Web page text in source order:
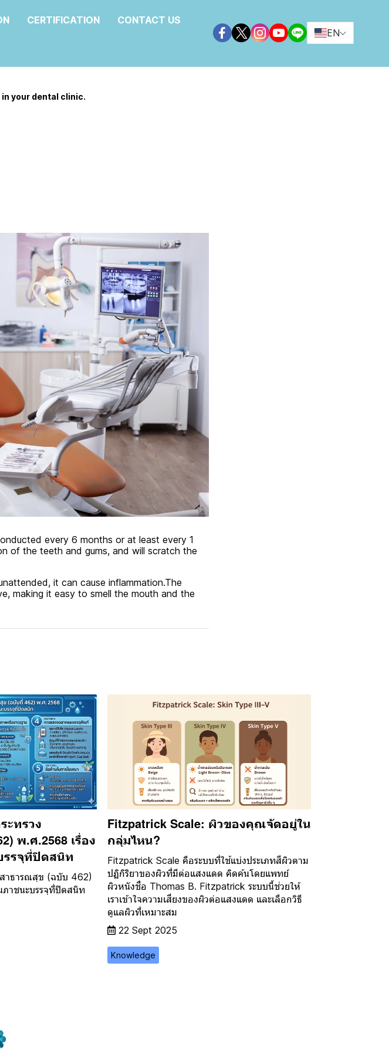
CERTIFICATION CONTACT US
EN
your dental clinic.
every 6 months or at least every 1
of the teeth and gums, and will scratch the
it can cause inflammation.The
making it easy to smell the mouth and the
ะทรวง
พ.ศ.2568 เรื่อง
รรจุที่ปิดสนิท
สาธารณสุข (ฉบับ 462)
ภาชนะบรรจุที่ปิดสนิท
Fitzpatrick Scale: ผิวของคุณจัดอยู่ใน
กลุ่มไหน?
Fitzpatrick Scale คือระบบที่ใช้แบ่งประเภทสีผิวตาม
ปฏิกิริยาของผิวที่มีต่อแสงแดด คิดค้นโดยแพทย์
ผิวหนังชื่อ Thomas B. Fitzpatrick ระบบนี้ช่วยให้
เราเข้าใจความเสี่ยงของผิวต่อแสงแดด และเลือกวิธี
ดูแลผิวที่เหมาะสม
22 Sept 2025
Knowledge